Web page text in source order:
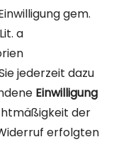
gem.
a
jederzeit dazu
Einwilligung
der
erfolgten